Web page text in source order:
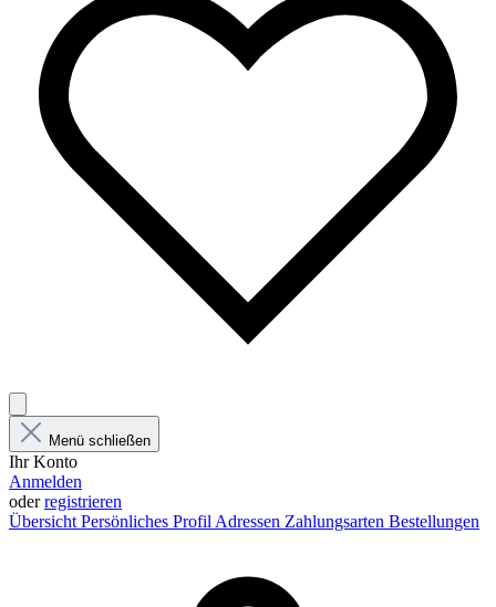
Menü schließen
Ihr Konto
Anmelden
oderregistrieren
Übersicht Persönliches Profil Adressen Zahlungsarten Bestellungen